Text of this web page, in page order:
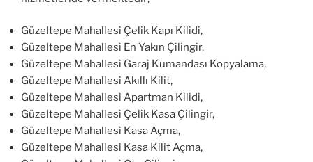
Güzeltepe Mahallesi Çelik Kapı Kilidi,
Güzeltepe Mahallesi En Yakın Çilingir,
Güzeltepe Mahallesi Garaj Kumandası Kopyalama,
Güzeltepe Mahallesi Akıllı Kilit,
Güzeltepe Mahallesi Apartman Kilidi,
Güzeltepe Mahallesi Çelik Kasa Çilingir,
Güzeltepe Mahallesi Kasa Açma,
Güzeltepe Mahallesi Kasa Kilit Açma,